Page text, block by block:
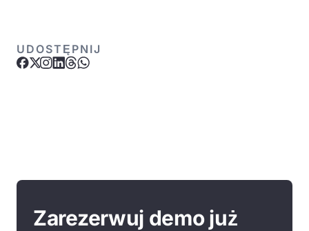
UDOSTĘPNIJ
Zarezerwuj demo już